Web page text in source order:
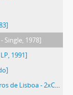
Single, 1978]
1991]
Dançachamas: Ao Vivo Outubro 2000 [Gaiteiros de Lisboa - 2xCD, 2000]